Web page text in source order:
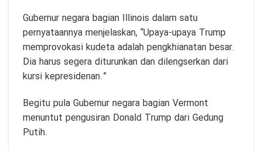
Gubernur negara bagian Illinois dalam satu
pernyataannya menjelaskan, “Upaya-upaya Trump
memprovokasi kudeta adalah pengkhianatan besar.
Dia harus segera diturunkan dan dilengserkan dari
kursi kepresidenan.”
Begitu pula Gubernur negara bagian Vermont
menuntut pengusiran Donald Trump dari Gedung
Putih.